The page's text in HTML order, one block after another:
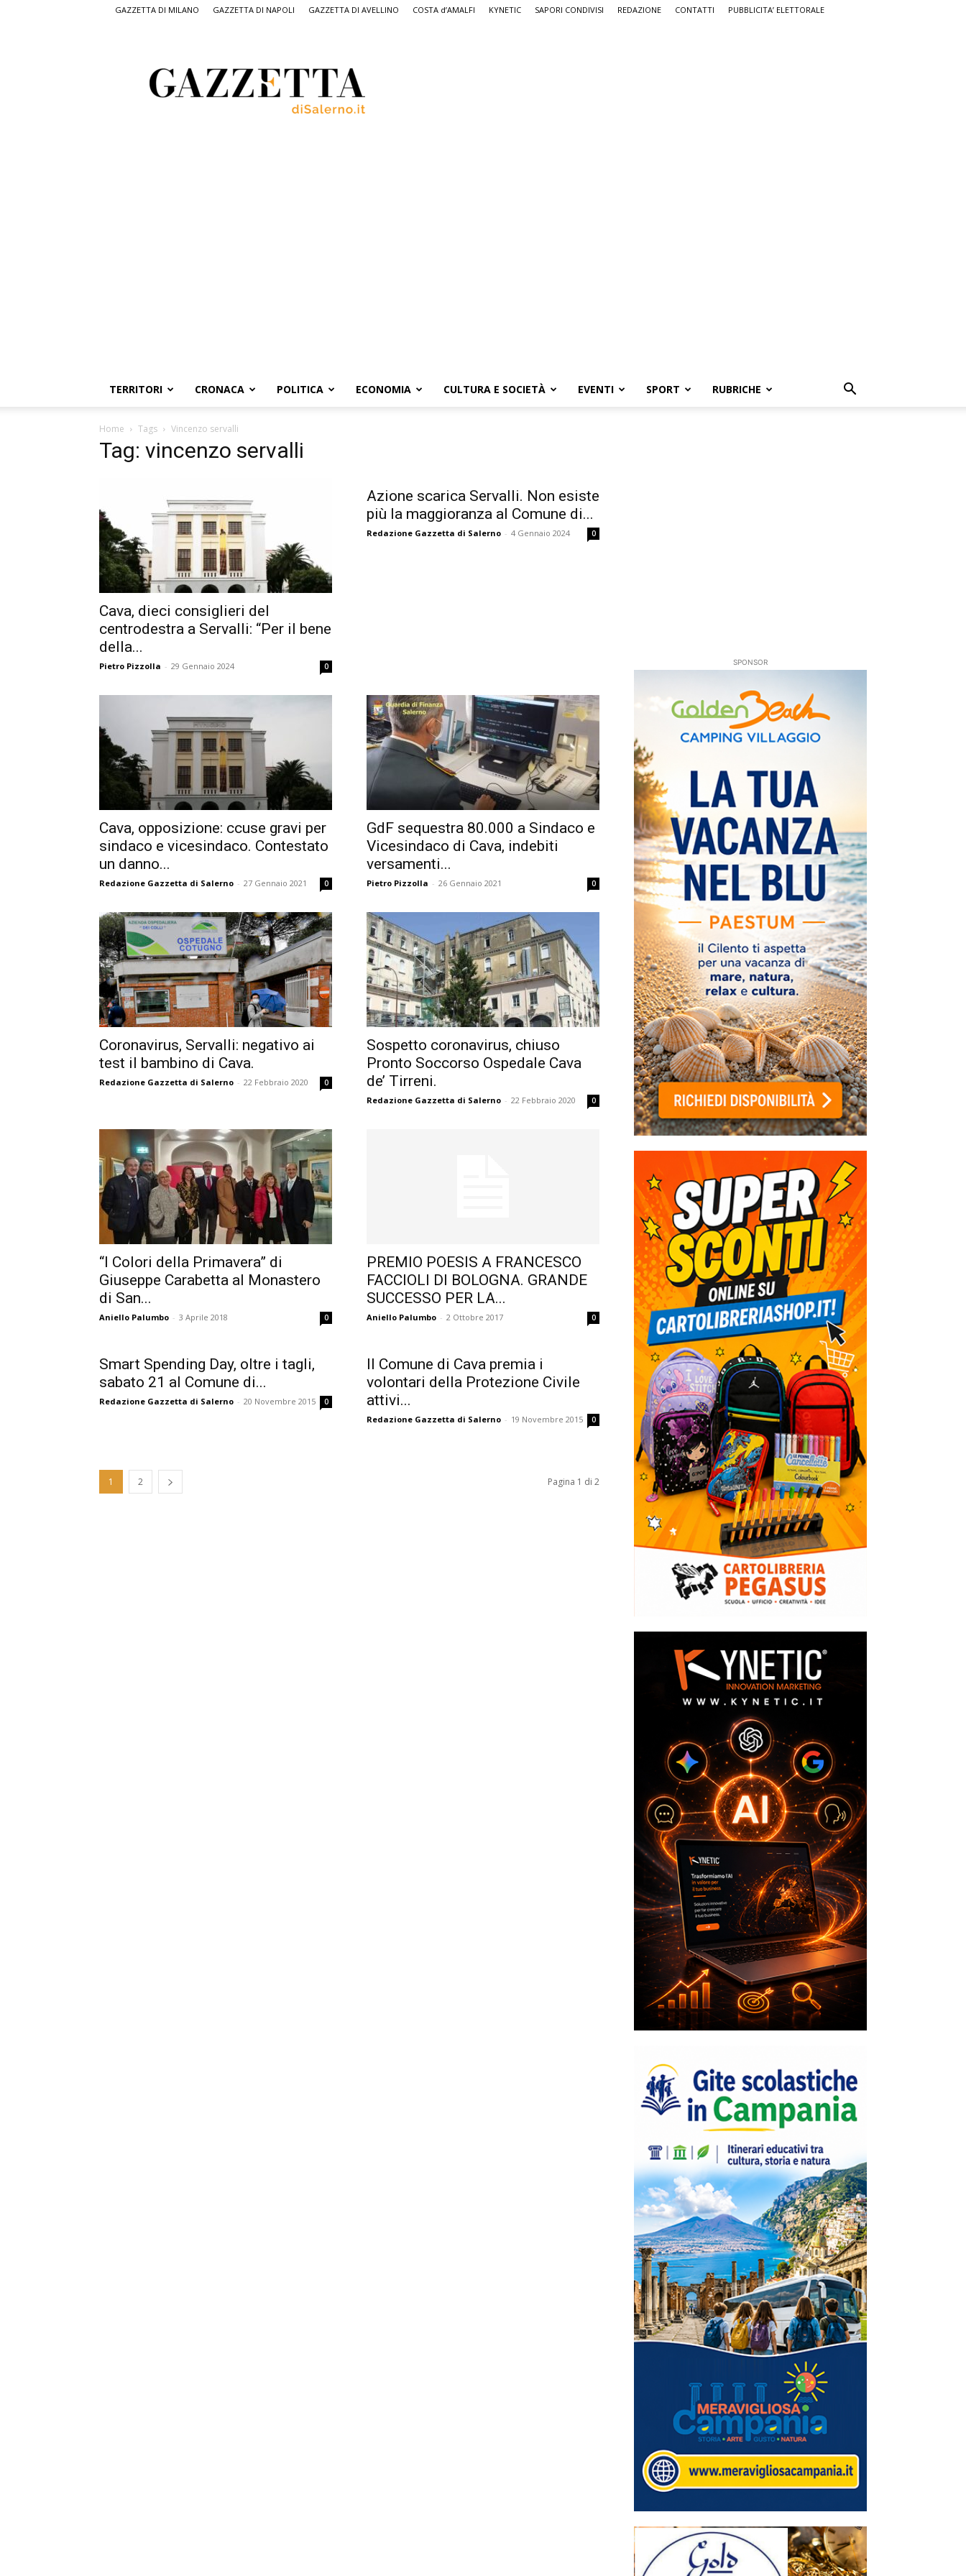
GAZZETTA DI MILANO GAZZETTA DI NAPOLI GAZZETTA DI AVELLINO COSTA d’AMALFI KYNETIC SAPORI CONDIVISI REDAZIONE CONTATTI PUBBLICITA’ ELETTORALE
Salerno,
il
quotidiano
TERRITORI CRONACA POLITICA ECONOMIA CULTURA E SOCIETÀ EVENTI SPORT RUBRICHE
Home Tags Vincenzo servalli
Tag: vincenzo servalli
Cava, dieci consiglieri del
centrodestra a Servalli: “Per il bene
della...
Pietro Pizzolla - 29 Gennaio 2024 0
Azione scarica Servalli. Non esiste
più la maggioranza al Comune di...
Redazione Gazzetta di Salerno - 4 Gennaio 2024 0
Cava, opposizione: ccuse gravi per
sindaco e vicesindaco. Contestato
un danno...
Redazione Gazzetta di Salerno - 27 Gennaio 2021 0
GdF sequestra 80.000 a Sindaco e
Vicesindaco di Cava, indebiti
versamenti...
Pietro Pizzolla - 26 Gennaio 2021 0
Coronavirus, Servalli: negativo ai
test il bambino di Cava.
Redazione Gazzetta di Salerno - 22 Febbraio 2020 0
Sospetto coronavirus, chiuso
Pronto Soccorso Ospedale Cava
de’ Tirreni.
Redazione Gazzetta di Salerno - 22 Febbraio 2020 0
“I Colori della Primavera” di
Giuseppe Carabetta al Monastero
di San...
Aniello Palumbo - 3 Aprile 2018 0
PREMIO POESIS A FRANCESCO
FACCIOLI DI BOLOGNA. GRANDE
SUCCESSO PER LA...
Aniello Palumbo - 2 Ottobre 2017 0
Smart Spending Day, oltre i tagli,
sabato 21 al Comune di...
Redazione Gazzetta di Salerno - 20 Novembre 2015 0
Il Comune di Cava premia i
volontari della Protezione Civile
attivi...
Redazione Gazzetta di Salerno - 19 Novembre 2015 0
1 2 Pagina 1 di 2
SPONSOR